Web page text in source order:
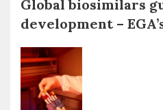
Global biosimilars
development –